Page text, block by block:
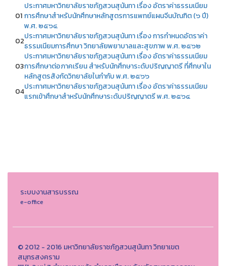
01
ประกาศมหาวิทยาลัยราชภัฏสวนสุนันทา เรื่อง อัตราค่าธรรมเนียม
การศึกษาสำหรับนักศึกษาหลักสูตรการแพทย์แผนจีนบัณฑิต (๖ ปี)
พ.ศ. ๒๕๖๔
02ประกาศมหาวิทยาลัยราชภัฏสวนสุนันทา เรื่อง การกำหนดอัตราค่า
ธรรมเนียมการศึกษา วิทยาลัยพยาบาลและสุขภาพ พ.ศ. ๒๕๖๒
03
ประกาศมหาวิทยาลัยราชภัฏสวนสุนันทา เรื่อง อัตราค่าธรรมเนียม
การศึกษาต่อภาคเรียน สำหรับนักศึกษาระดับปริญญาตรี ที่ศึกษาใน
หลักสูตรสังกัดวิทยาลัยในกำกับ พ.ศ. ๒๕๖๖
04ประกาศมหาวิทยาลัยราชภัฏสวนสุนันทา เรื่อง อัตราค่าธรรมเนียม
แรกเข้าศึกษาสำหรับนักศึกษาระดับปริญญาตรี พ.ศ. ๒๕๖๔
ระบบงานสารบรรณ
e-office
© 2012 - 2016 มหาวิทยาลัยราชภัฏสวนสุนันทา วิทยาเขต
สมุทรสงคราม